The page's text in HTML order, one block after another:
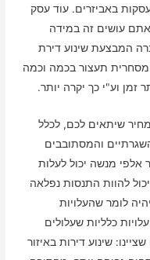
באביזרים. עוד עסק
עושים זה במידה
המבצעת שינוע דירת
תעצור בכמה וכמה
זמן וע"י כך יקרה יותר.
שיתאים לכם, לכלל
והמסתובבים
אלפי מנשה יכול לעלות
להוות התנסות נפלאה
לומר שהעלויות
כלליות שעלולים
שינוע דירות באיזור